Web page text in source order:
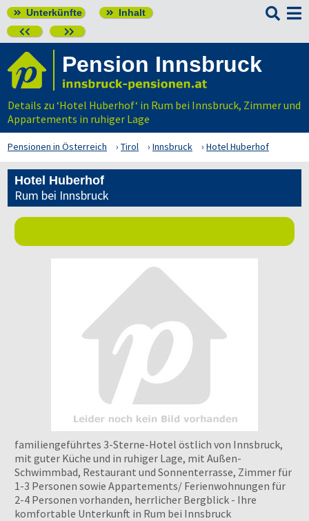
 Unterkünfte  Inhalt
 

Pension Innsbruck
Details zu ‘Hotel Huberhof‘ in Rum bei Innsbruck, Zimmer und
Appartements in ruhiger Lage
Pensionen in Österreich Tirol Innsbruck Hotel Huberhof
Hotel Huberhof
Rum bei Innsbruck
familiengeführtes 3-Sterne-Hotel östlich von Innsbruck,
mit guter Küche und in ruhiger Lage, mit Außen-
Schwimmbad, Restaurant und Sonnenterrasse, Zimmer für
1-3 Personen sowie Appartements/ Ferienwohnungen für
2-4 Personen vorhanden, herrlicher Bergblick - Ihre
komfortable Unterkunft in Rum bei Innsbruck